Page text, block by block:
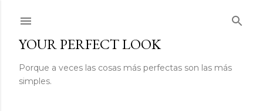
YOUR PERFECT LOOK
Porque a veces las cosas más perfectas son las más
simples.